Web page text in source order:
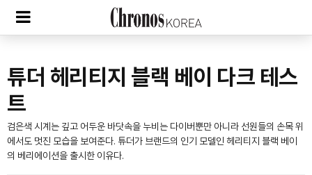
튜더 헤리티지 블랙 베이 다크 테스
트
검은색 시계는 깊고 어두운 바닷속을 누비는 다이버뿐만 아니라 선원들의 손목 위
에서도 멋진 모습을 보여준다. 튜더가 브랜드의 인기 모델인 헤리티지 블랙 베이
의 베리에이션을 출시한 이유다.